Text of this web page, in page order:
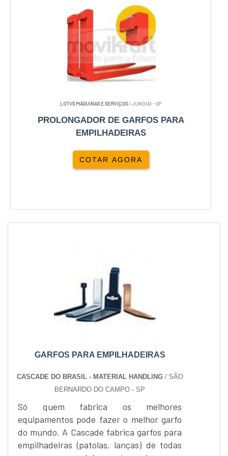
LOTVS MÁQUINAS E SERVIÇOS/ JUNDIAÍ - SP
PROLONGADOR DE GARFOS PARA
EMPILHADEIRAS
COTAR AGORA
GARFOS PARA EMPILHADEIRAS
CASCADE DO BRASIL - MATERIAL HANDLING / SÃO
BERNARDO DO CAMPO - SP
Só quem fabrica os melhores
equipamentos pode fazer o melhor garfo
do mundo. A Cascade fabrica garfos para
empilhadeiras (patolas, lanças) de todas